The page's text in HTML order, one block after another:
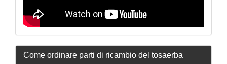
Come ordinare parti di ricambio del tosaerba